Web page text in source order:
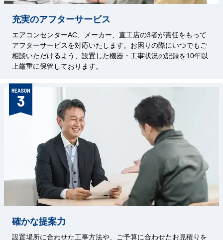
充実のアフターサービス
エアコンセンターAC、メーカー、直工店の3者が責任をもって
アフターサービスを対応いたします。お困りの際にいつでもご
相談いただけるよう、設置した機器・工事状況の記録を10年以
上厳重に保管しております。
REASON
3
確かな提案力
設置場所に合わせた工事方法や、ご予算に合わせたお見積りを